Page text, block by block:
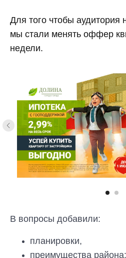
Для того чтобы аудитория
мы стали менять оффер
недели.
В вопросы добавили:
планировки,
преимущества